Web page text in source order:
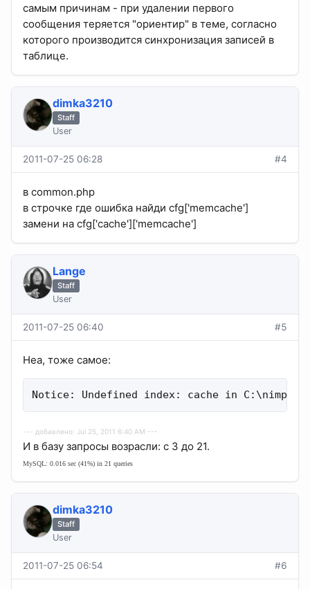
самым причинам - при удалении первого
сообщения теряется "ориентир" в теме, согласно
которого производится синхронизация записей в
таблице.
dimka3210
Staff
User
2011-07-25 06:28 #4
в common.php
в строчке где ошибка найди cfg['memcache']
замени на cfg['cache']['memcache']
Lange
Staff
User
2011-07-25 06:40 #5
Неа, тоже самое:
Notice: Undefined index: cache in
--- добавлено: Jul 25, 2011 6:40 AM ---
И в базу запросы возрасли: с 3 до 21.
MySQL: 0.016 sec (41%) in 21 queries
dimka3210
Staff
User
2011-07-25 06:54 #6